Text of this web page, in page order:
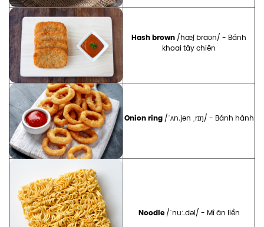
Hash brown /hæʃ braʊn/ - Bánh
khoai tây chiên
Onion ring /ˈʌn.jən ˌrɪŋ/ - Bánh hành
Noodle/ˈnuː.dəl/ - Mì ăn liền